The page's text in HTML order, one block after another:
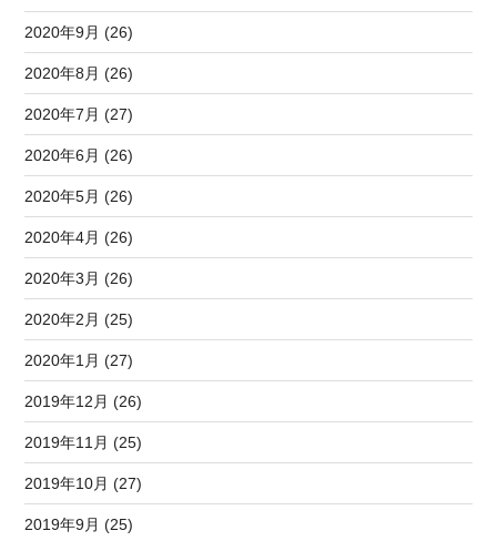
2020年9月 (26)
2020年8月 (26)
2020年7月 (27)
2020年6月 (26)
2020年5月 (26)
2020年4月 (26)
2020年3月 (26)
2020年2月 (25)
2020年1月 (27)
2019年12月 (26)
2019年11月 (25)
2019年10月 (27)
2019年9月 (25)